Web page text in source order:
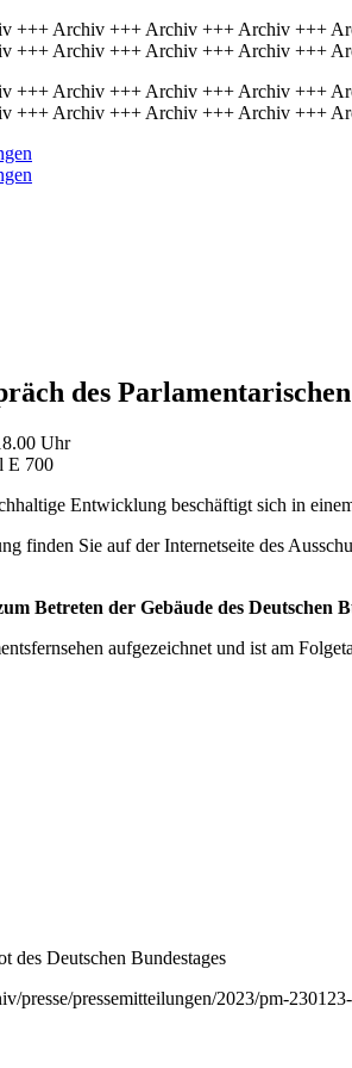
+++ Archiv +++ Archiv +++ Archiv +++
+++ Archiv +++ Archiv +++ Archiv +++
+++ Archiv +++ Archiv +++ Archiv +++
+++ Archiv +++ Archiv +++ Archiv +++
des
Uhr
E 700
Entwicklung beschäftigt sich in
finden Sie auf der Internetseite des
Betreten der Gebäude des Deutschen
aufgezeichnet und ist am
des Deutschen Bundestages
presse/pressemitteilungen/2023/pm-